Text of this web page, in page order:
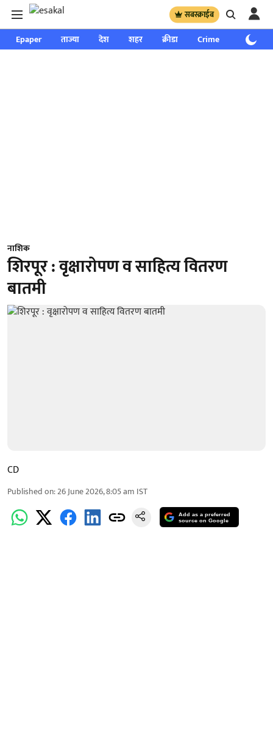
सबस्क्राईब
Epaper ताज्या देश शहर क्रीडा Crime साप्ताहिक
नाशिक
शिरपूर : वृक्षारोपण व साहित्य वितरण
बातमी
CD
Published on:26 June 2026, 8:05 am IST
Add as a preferred
source on Google